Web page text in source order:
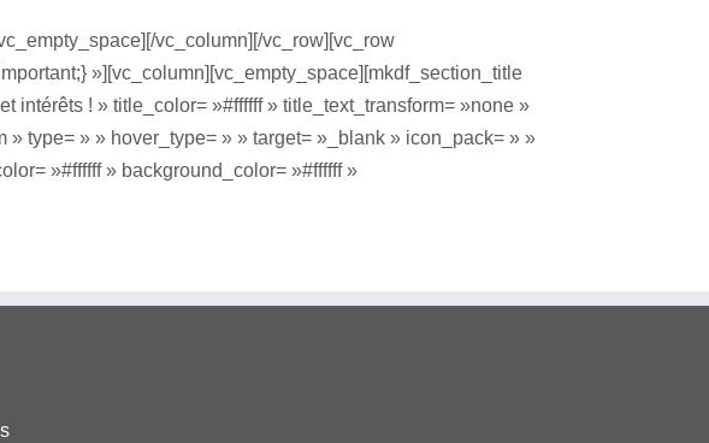
vc_column][/vc_row][vc_row
»][vc_column][vc_empty_space][mkdf_section_title
intérêts ! » title_color= »#ffffff » title_text_transform= »none »
type= » » hover_type= » » target= »_blank » icon_pack= » »
»#ffffff » background_color= »#ffffff »